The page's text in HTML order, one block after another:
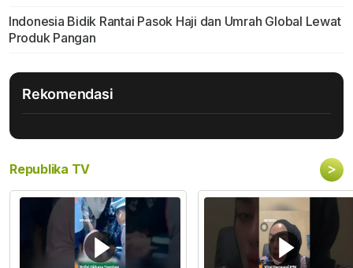
Indonesia Bidik Rantai Pasok Haji dan Umrah Global Lewat
Produk Pangan
Rekomendasi
Republika TV >